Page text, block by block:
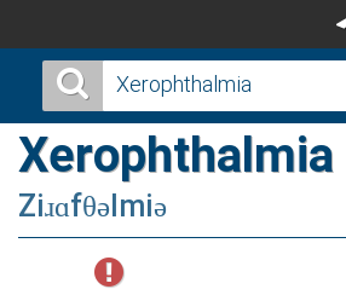
Xerophthalmia
Ziɹɑfθəlmiə